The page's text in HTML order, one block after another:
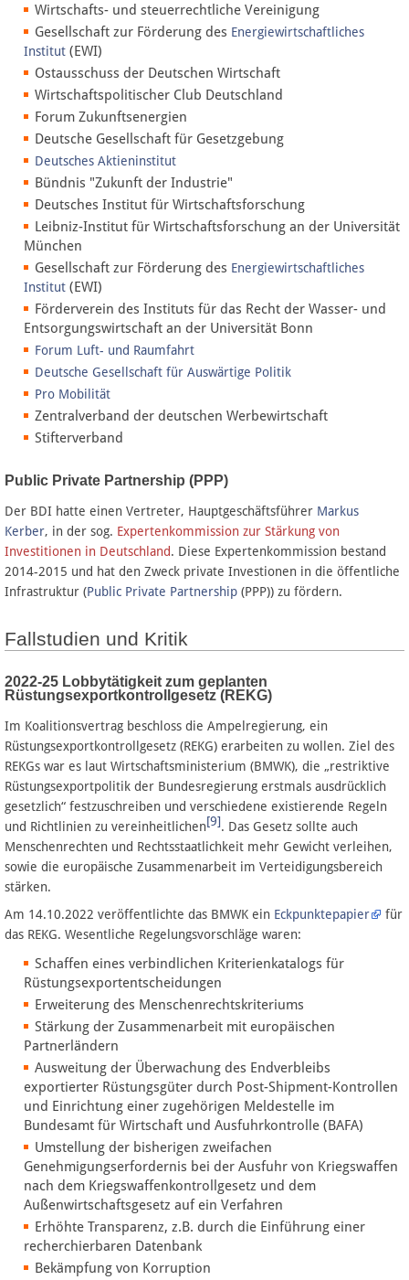
Wirtschafts- und steuerrechtliche Vereinigung
Gesellschaft zur Förderung des Energiewirtschaftliches
Institut (EWI)
Ostausschuss der Deutschen Wirtschaft
Wirtschaftspolitischer Club Deutschland
Forum Zukunftsenergien
Deutsche Gesellschaft für Gesetzgebung
Deutsches Aktieninstitut
Bündnis "Zukunft der Industrie"
Deutsches Institut für Wirtschaftsforschung
Leibniz-Institut für Wirtschaftsforschung an der Universität
München
Gesellschaft zur Förderung des Energiewirtschaftliches
Institut (EWI)
Förderverein des Instituts für das Recht der Wasser- und
Entsorgungswirtschaft an der Universität Bonn
Forum Luft- und Raumfahrt
Deutsche Gesellschaft für Auswärtige Politik
Pro Mobilität
Zentralverband der deutschen Werbewirtschaft
Stifterverband
Public Private Partnership (PPP)
Der BDI hatte einen Vertreter, Hauptgeschäftsführer Markus
Kerber, in der sog. Expertenkommission zur Stärkung von
Investitionen in Deutschland. Diese Expertenkommission bestand
2014-2015 und hat den Zweck private Investionen in die öffentliche
Infrastruktur (Public Private Partnership (PPP)) zu fördern.
Fallstudien und Kritik
2022-25 Lobbytätigkeit zum geplanten
Rüstungsexportkontrollgesetz (REKG)
Im Koalitionsvertrag beschloss die Ampelregierung, ein
Rüstungsexportkontrollgesetz (REKG) erarbeiten zu wollen. Ziel des
REKGs war es laut Wirtschaftsministerium (BMWK), die „restriktive
Rüstungsexportpolitik der Bundesregierung erstmals ausdrücklich
gesetzlich“ festzuschreiben und verschiedene existierende Regeln
und Richtlinien zu vereinheitlichen[9]. Das Gesetz sollte auch
Menschenrechten und Rechtsstaatlichkeit mehr Gewicht verleihen,
sowie die europäische Zusammenarbeit im Verteidigungsbereich
stärken.
Am 14.10.2022 veröffentlichte das BMWK ein Eckpunktepapier
für
das REKG. Wesentliche Regelungsvorschläge waren:
Schaffen eines verbindlichen Kriterienkatalogs für
Rüstungsexportentscheidungen
Erweiterung des Menschenrechtskriteriums
Stärkung der Zusammenarbeit mit europäischen
Partnerländern
Ausweitung der Überwachung des Endverbleibs
exportierter Rüstungsgüter durch Post-Shipment-Kontrollen
und Einrichtung einer zugehörigen Meldestelle im
Bundesamt für Wirtschaft und Ausfuhrkontrolle (BAFA)
Umstellung der bisherigen zweifachen
Genehmigungserfordernis bei der Ausfuhr von Kriegswaffen
nach dem Kriegswaffenkontrollgesetz und dem
Außenwirtschaftsgesetz auf ein Verfahren
Erhöhte Transparenz, z.B. durch die Einführung einer
recherchierbaren Datenbank
Bekämpfung von Korruption